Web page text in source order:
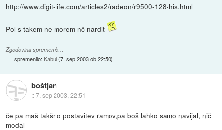
http://www.digit-life.com/articles2/radeon/r9500-128-his.html
Pol s takem ne morem nč nardit
Zgodovina sprememb…
spremenilo: Kabul(7. sep 2003 ob 22:50)
boštjan
::7. sep 2003, 22:51
če pa maš takšno postavitev ramov,pa boš lahko samo navijal, nič
modal